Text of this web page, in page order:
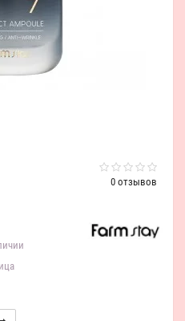
0 отзывов